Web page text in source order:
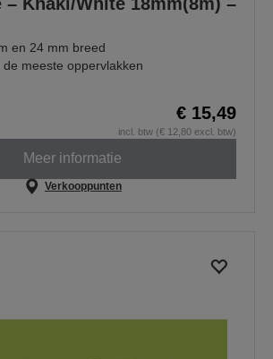
en 24 mm breed
meeste oppervlakken
€ 15,49
incl. btw (€ 12,80 excl. btw)
Meer informatie
Verkooppunten